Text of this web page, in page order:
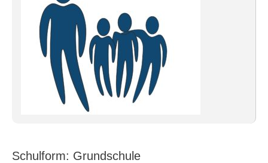
Schulform: Grundschule